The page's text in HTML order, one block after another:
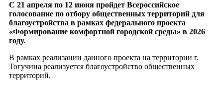
С 21 апреля по 12 июня пройдет Всероссийское
голосование по отбору общественных территорий для
благоустройства в рамках федерального проекта
«Формирование комфортной городской среды» в 2026
году.
В рамках реализации данного проекта на территории г.
Тогучина реализуется благоустройство общественных
территорий.